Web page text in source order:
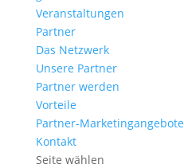
Veranstaltungen
Partner
Das Netzwerk
Unsere Partner
Partner werden
Vorteile
Partner-Marketingangebote
Kontakt
Seite wählen